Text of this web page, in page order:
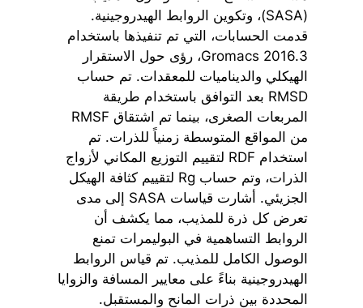
(SASA)، وتكوين الروابط الهيدروجينية.
قدمت الحسابات، التي تم تنفيذها باستخدام
Gromacs 2016.3، رؤى حول الاستقرار
الهيكلي والديناميات للمعقدات. تم حساب
RMSD بعد التوافق باستخدام طريقة
المربعات الصغرى، بينما تم اشتقاق RMSF
من المواقع المتوسطة زمنياً للذرات. تم
استخدام RDF لتقييم التوزيع المكاني لأزواج
الذرات، وتم حساب Rg لتقييم كثافة الهيكل
الجزيئي. أشارت قياسات SASA إلى مدى
تعرض كل ذرة للمذيب، مما يكشف أن
الروابط التساهمية في البوليمرات تمنع
الوصول الكامل للمذيب. تم قياس الروابط
الهيدروجينية بناءً على معايير المسافة والزوايا
المحددة بين ذرات المانح والمستقبل.